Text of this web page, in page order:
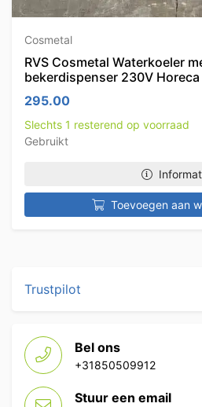
Cosmetal
RVS Cosmetal Waterkoeler
bekerdispenser 230V Horeca
295.00
Slechts 1 resterend op voorraad
Gebruikt
Toevoegen aan
Trustpilot
Bel ons
+31850509912
Stuur een email